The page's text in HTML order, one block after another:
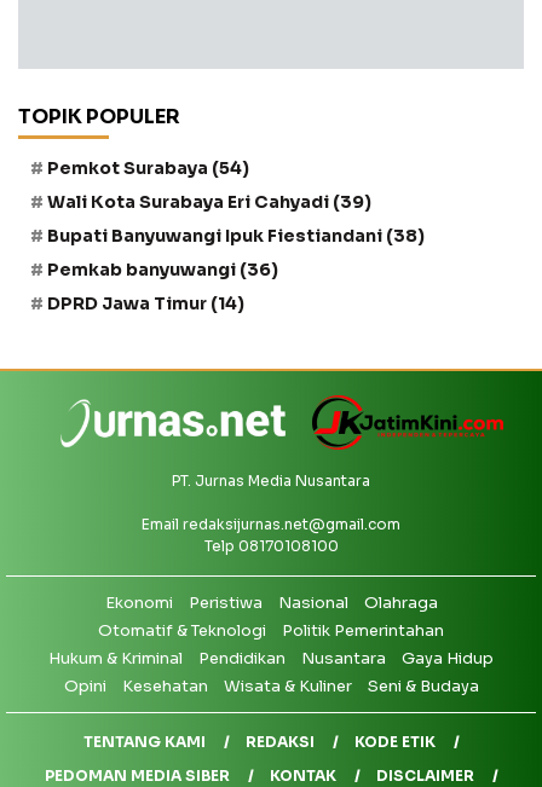
TOPIK POPULER
Pemkot Surabaya (54)
Wali Kota Surabaya Eri Cahyadi (39)
Bupati Banyuwangi Ipuk Fiestiandani (38)
Pemkab banyuwangi (36)
DPRD Jawa Timur (14)
PT. Jurnas Media Nusantara
Email redaksijurnas.net@gmail.com
Telp 08170108100
Ekonomi Peristiwa Nasional
Olahraga
Otomatif & Teknologi
Politik Pemerintahan
Hukum & Kriminal
Pendidikan Nusantara
Gaya Hidup
Opini
Kesehatan Wisata & Kuliner Seni & Budaya
TENTANG KAMI REDAKSI
KODE ETIK
PEDOMAN MEDIA SIBER
KONTAK DISCLAIMER